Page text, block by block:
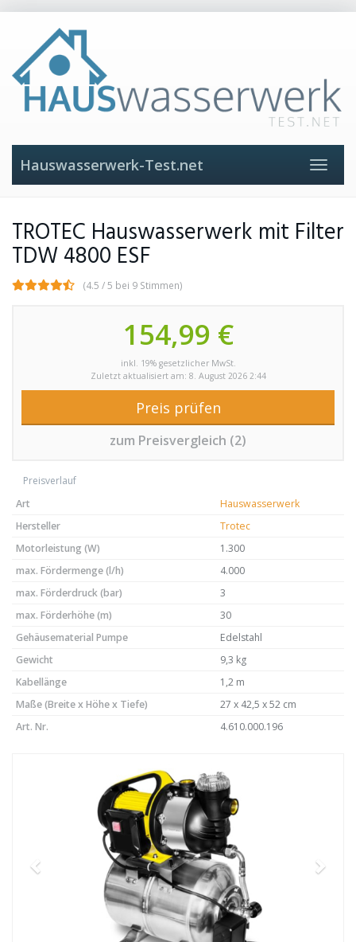
content
Toggle
Hauswasserwerk-Test.net
TROTEC Hauswasserwerk mit Filter
TDW 4800 ESF
(4.5 / 5 bei 9 Stimmen)
154,99 €
inkl. 19% gesetzlicher MwSt.
Zuletzt aktualisiert am: 8. August 2026 2:44
Preis prüfen
zum Preisvergleich (2)
Preisverlauf
Art
Hauswasserwerk
Hersteller
Trotec
Motorleistung (W)
1.300
max. Fördermenge (l/h)
4.000
max. Förderdruck (bar)
3
max. Förderhöhe (m)
30
Gehäusematerial Pumpe
Edelstahl
Gewicht
9,3 kg
Kabellänge
1,2 m
Maße (Breite x Höhe x Tiefe)
27 x 42,5 x 52 cm
Art. Nr.
4.610.000.196